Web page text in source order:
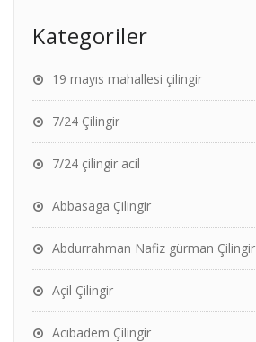
Kategoriler
19 mayıs mahallesi çilingir
7/24 Çilingir
7/24 çilingir acil
Abbasaga Çilingir
Abdurrahman Nafiz gürman Çilingir
Açil Çilingir
Acıbadem Çilingir